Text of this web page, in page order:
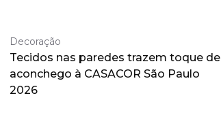
Decoração
Tecidos nas paredes trazem toque de
aconchego à CASACOR São Paulo
2026